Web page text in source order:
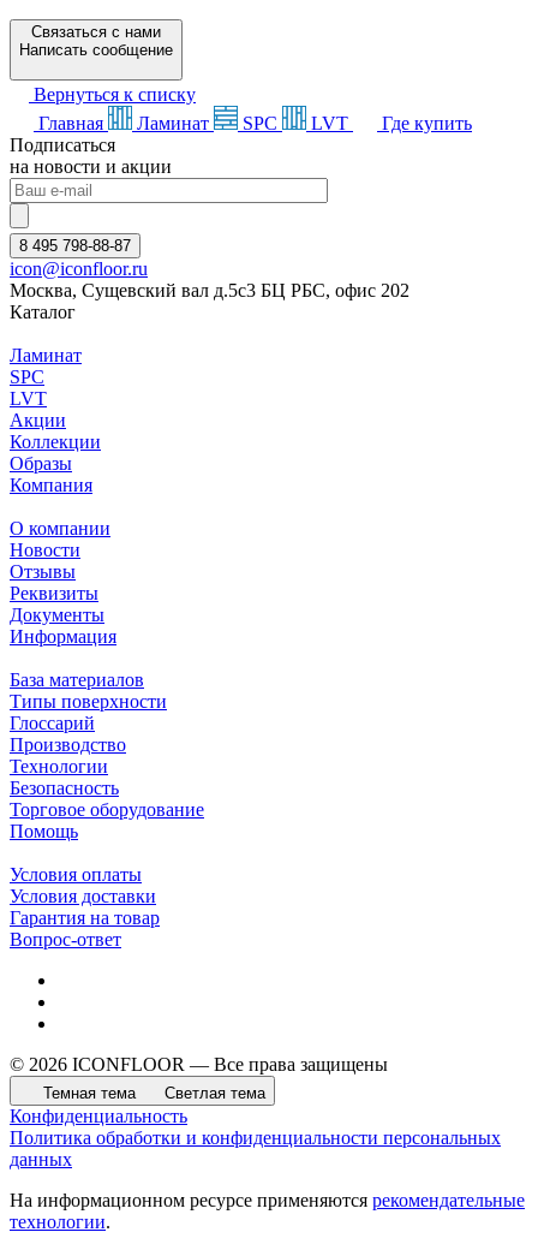
Связаться с нами
Написать сообщение
Вернуться к списку
Главная
Ламинат SPC LVT
Где купить
Подписаться
на новости и акции
8 495 798-88-87
icon@iconfloor.ru
Москва, Сущевский вал д.5с3 БЦ РБС, офис 202
Каталог
Ламинат
SPC
LVT
Акции
Коллекции
Образы
Компания
О компании
Новости
Отзывы
Реквизиты
Документы
Информация
База материалов
Типы поверхности
Глоссарий
Производство
Технологии
Безопасность
Торговое оборудование
Помощь
Условия оплаты
Условия доставки
Гарантия на товар
Вопрос-ответ
© 2026 ICONFLOOR — Все права защищены
Темная тема Светлая тема
Конфиденциальность
Политика обработки и конфиденциальности персональных
данных
На информационном ресурсе применяются рекомендательные
технологии.